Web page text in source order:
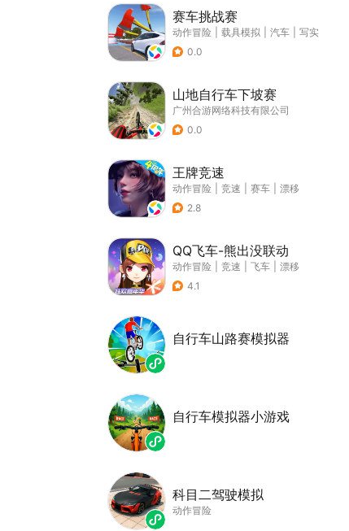
赛车挑战赛
动作冒险 载具模拟 汽车
写实
0.0
山地自行车下坡赛
广州合游网络科技有限公司
0.0
王牌竞速
动作冒险 竞速 赛车
漂移
2.8
QQ飞车-熊出没联动
动作冒险 竞速 飞车
漂移
4.1
自行车山路赛模拟器
自行车模拟器小游戏
科目二驾驶模拟
动作冒险